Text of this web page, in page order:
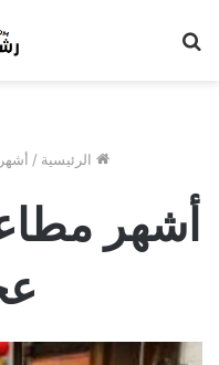
الرئيسية /
أشهر